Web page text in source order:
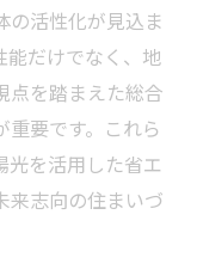
の活性化が見込ま
能だけでなく、地
点を踏まえた総合
要です。これら
光を活用した省エ
来志向の住まいづ